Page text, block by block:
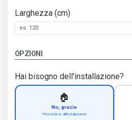
Larghezza (cm)
OPZIONI
Hai bisogno dell'installazione?
🏠
No, grazie
Provvedo io all'installazione